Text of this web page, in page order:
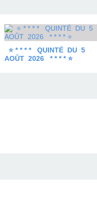
⭐ * * * * QUINTÉ DU 5
AOÛT 2026 * * * * ⭐